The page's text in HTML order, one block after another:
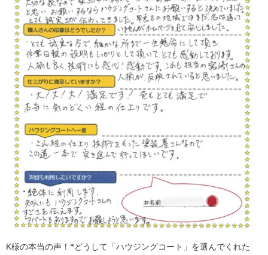
K様の本当の声！*どうして「ハウジングコート」を選んでくれた